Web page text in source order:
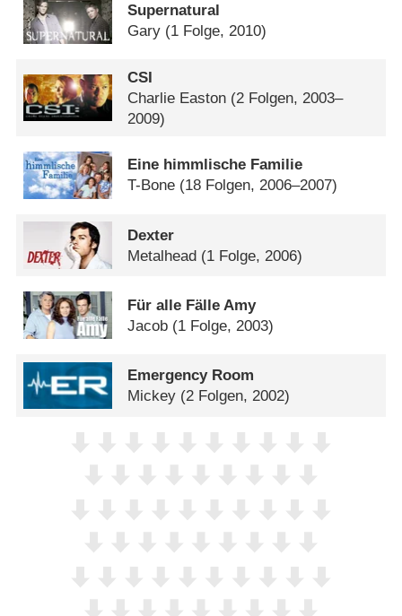
Supernatural
Gary (1 Folge, 2010)
CSI
Charlie Easton (2 Folgen, 2003–
2009)
Eine himmlische Familie
T-Bone (18 Folgen, 2006–2007)
Dexter
Metalhead (1 Folge, 2006)
Für alle Fälle Amy
Jacob (1 Folge, 2003)
Emergency Room
Mickey (2 Folgen, 2002)